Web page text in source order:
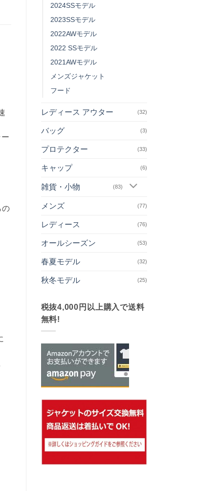
2024SSモデル
2023SSモデル
2022AWモデル
2022 SSモデル
2021AWモデル
メンズジャケット
フード
レディース アウター (32)
バッグ (3)
プロテクター (33)
キャップ (6)
雑貨・小物 (83)
メンズ (77)
レディース (76)
オールシーズン (53)
春夏モデル (32)
秋冬モデル (25)
税抜4,000円以上購入で送料
無料!
の